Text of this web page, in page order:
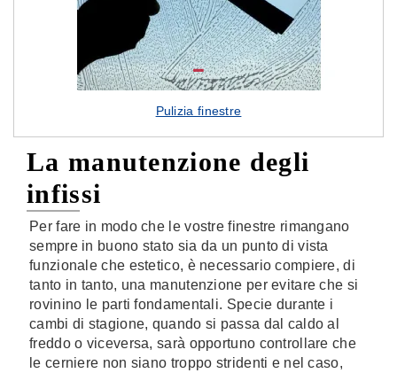
Pulizia finestre
La manutenzione degli
infissi
Per fare in modo che le vostre finestre rimangano
sempre in buono stato sia da un punto di vista
funzionale che estetico, è necessario compiere, di
tanto in tanto, una manutenzione per evitare che si
rovinino le parti fondamentali. Specie durante i
cambi di stagione, quando si passa dal caldo al
freddo o viceversa, sarà opportuno controllare che
le cerniere non siano troppo stridenti e nel caso,